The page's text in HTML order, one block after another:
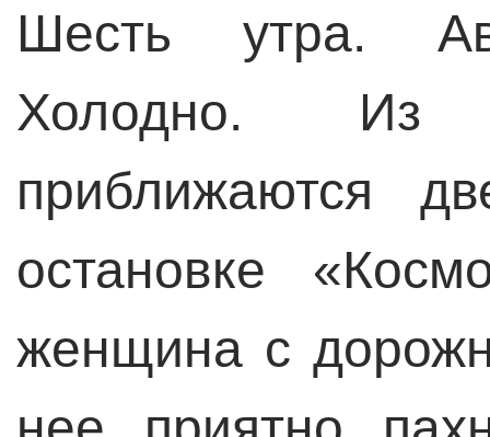
Шесть утра.
Холодно. Из
приближаются
остановке
женщина с